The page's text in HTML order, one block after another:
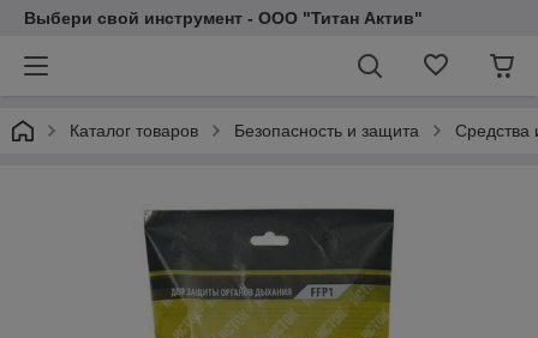
Выбери свой инструмент - ООО "Титан Актив"
Каталог товаров Безопасность и защита Средства